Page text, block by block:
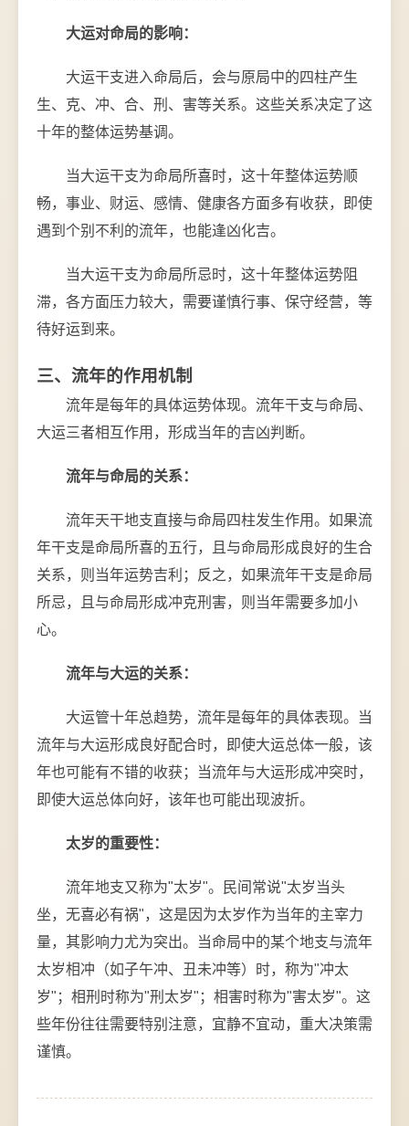
大运对命局的影响：
大运干支进入命局后，会与原局中的四柱产生
生、克、冲、合、刑、害等关系。这些关系决定了这
十年的整体运势基调。
当大运干支为命局所喜时，这十年整体运势顺
畅，事业、财运、感情、健康各方面多有收获，即使
遇到个别不利的流年，也能逢凶化吉。
当大运干支为命局所忌时，这十年整体运势阻
滞，各方面压力较大，需要谨慎行事、保守经营，等
待好运到来。
三、流年的作用机制
流年是每年的具体运势体现。流年干支与命局、
大运三者相互作用，形成当年的吉凶判断。
流年与命局的关系：
流年天干地支直接与命局四柱发生作用。如果流
年干支是命局所喜的五行，且与命局形成良好的生合
关系，则当年运势吉利；反之，如果流年干支是命局
所忌，且与命局形成冲克刑害，则当年需要多加小
心。
流年与大运的关系：
大运管十年总趋势，流年是每年的具体表现。当
流年与大运形成良好配合时，即使大运总体一般，该
年也可能有不错的收获；当流年与大运形成冲突时，
即使大运总体向好，该年也可能出现波折。
太岁的重要性：
流年地支又称为"太岁"。民间常说"太岁当头
坐，无喜必有祸"，这是因为太岁作为当年的主宰力
量，其影响力尤为突出。当命局中的某个地支与流年
太岁相冲（如子午冲、丑未冲等）时，称为"冲太
岁"；相刑时称为"刑太岁"；相害时称为"害太岁"。这
些年份往往需要特别注意，宜静不宜动，重大决策需
谨慎。